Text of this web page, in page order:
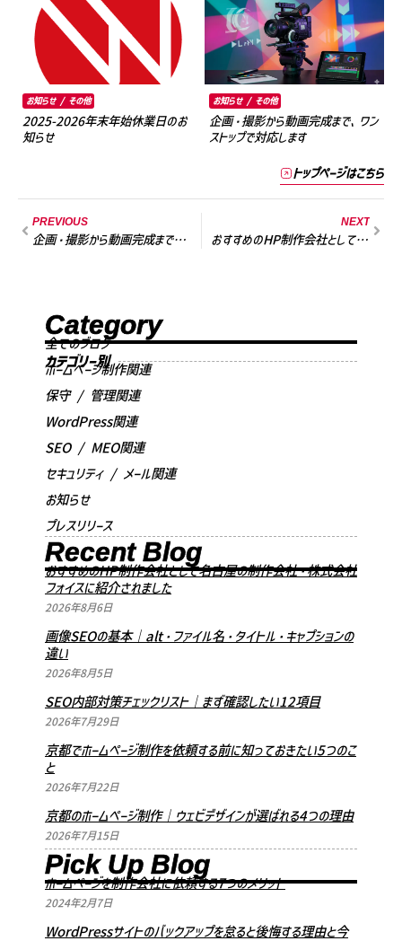
Category
全てのブログ
カテゴリー別
ホームページ制作関連
保守 / 管理関連
WordPress関連
SEO / MEO関連
セキュリティ / メール関連
お知らせ
プレスリリース
RecentBlog
おすすめのHP制作会社として名古屋の制作会社・株式会社
フォイスに紹介されました
2026年8月6日
画像SEOの基本｜alt・ファイル名・タイトル・キャプションの
違い
2026年8月5日
SEO内部対策チェックリスト｜まず確認したい12項目
2026年7月29日
京都でホームページ制作を依頼する前に知っておきたい5つのこ
と
2026年7月22日
京都のホームページ制作｜ウェビデザインが選ばれる4つの理由
2026年7月15日
Pick Up Blog
ホームページを制作会社に依頼する7つのメリット
2024年2月7日
WordPressサイトのバックアップを怠ると後悔する理由と今
お知らせ / その他
2025-2026年末年始休業日のお
知らせ
お知らせ / その他
企画・撮影から動画完成まで、ワン
ストップで対応します
トップページはこちら
PREVIOUS
企画・撮影から動画完成まで、ワンストップで対応します
NEXT
おすすめのHP制作会社として名古屋の制作会社・株式会社フォイスに紹介されました